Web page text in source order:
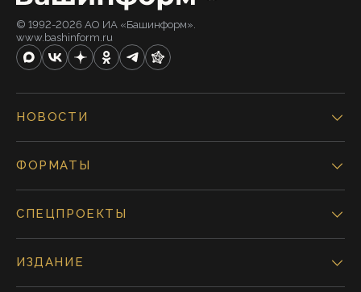
© 1992-2026 АО ИА «Башинформ».
www.bashinform.ru
НОВОСТИ
ФОРМАТЫ
СПЕЦПРОЕКТЫ
ИЗДАНИЕ